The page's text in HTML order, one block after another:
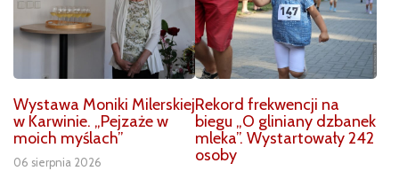
Wystawa Moniki Milerskiej
w Karwinie. „Pejzaże w
moich myślach”
06 sierpnia 2026
Rekord frekwencji na
biegu „O gliniany dzbanek
mleka”. Wystartowały 242
osoby